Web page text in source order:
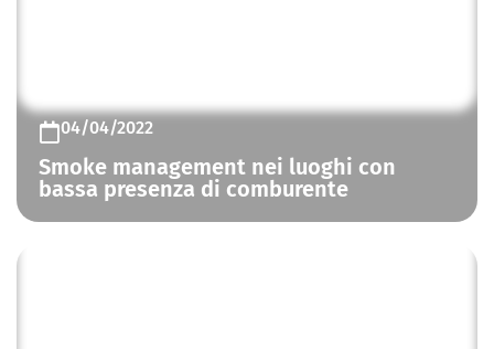
04/04/2022
Smoke management nei luoghi con
bassa presenza di comburente